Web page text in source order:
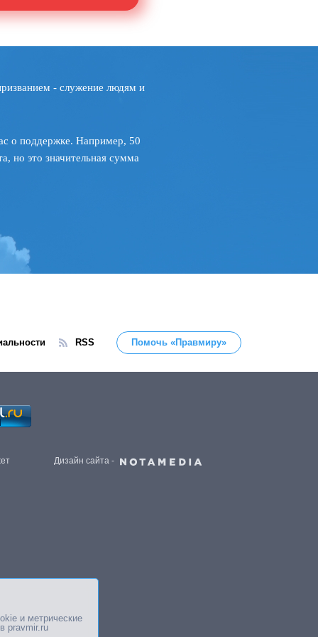
- служение людям и
о поддержке. Например, 50
но это значительная сумма
RSS Помочь «Правмиру»
Дизайн сайта -
и метрические
в pravmir.ru